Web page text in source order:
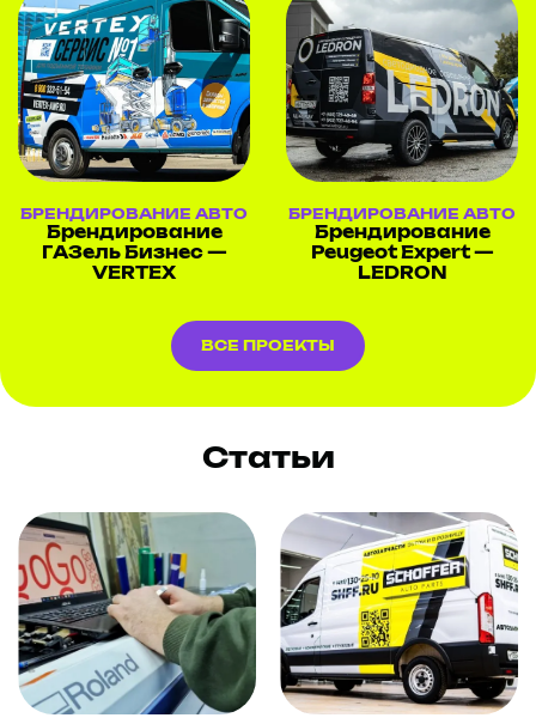
БРЕНДИРОВАНИЕ АВТО
Брендирование
ГАЗель Бизнес —
VERTEX
БРЕНДИРОВАНИЕ АВТО
Брендирование
Peugeot Expert —
LEDRON
ВСЕ ПРОЕКТЫ
Статьи